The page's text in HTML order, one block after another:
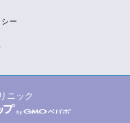
ー
ニック